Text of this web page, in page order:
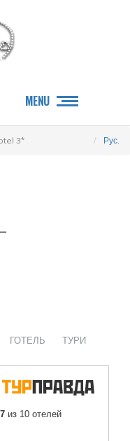
MENU
3* Рус.
ГОТЕЛЬ ТУРИ